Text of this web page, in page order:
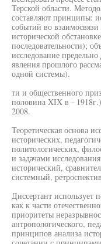
Терской области.
составляют принципы:
событий во
исторической
последовательности);
исследование
явления прошлого
одной системы).
ти и общественного
половина XIX в -
2008.
Теоретическая основа
исторических,
политологических,
и задачами
исторический,
системный,
Диссертант использует
как к части
приоритеты
антропологического,
принципов анализа